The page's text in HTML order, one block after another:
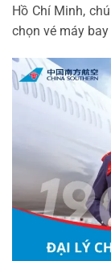
Hồ Chí Minh,
chọn vé máy